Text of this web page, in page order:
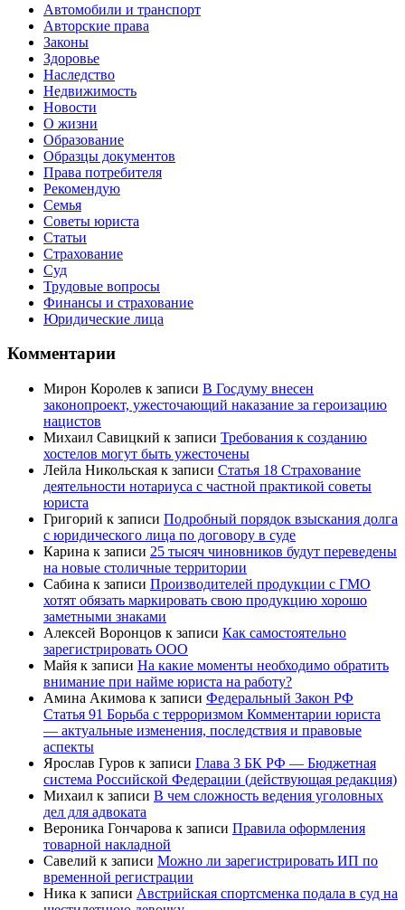
Автомобили и транспорт
Авторские права
Законы
Здоровье
Наследство
Недвижимость
Новости
О жизни
Образование
Образцы документов
Права потребителя
Рекомендую
Семья
Советы юриста
Статьи
Страхование
Суд
Трудовые вопросы
Финансы и страхование
Юридические лица
Комментарии
Мирон Королев к записи В Госдуму внесен
законопроект, ужесточающий наказание за героизацию
нацистов
Михаил Савицкий к записи Требования к созданию
хостелов могут быть ужесточены
Лейла Никольская к записи Статья 18 Страхование
деятельности нотариуса с частной практикой советы
юриста
Григорий к записи Подробный порядок взыскания долга
с юридического лица по договору в суде
Карина к записи 25 тысяч чиновников будут переведены
на новые столичные территории
Сабина к записи Производителей продукции с ГМО
хотят обязать маркировать свою продукцию хорошо
заметными знаками
Алексей Воронцов к записи Как самостоятельно
зарегистрировать ООО
Майя к записи На какие моменты необходимо обратить
внимание при найме юриста на работу?
Амина Акимова к записи Федеральный Закон РФ
Статья 91 Борьба с терроризмом Комментарии юриста
— актуальные изменения, последствия и правовые
аспекты
Ярослав Гуров к записи Глава 3 БК РФ — Бюджетная
система Российской Федерации (действующая редакция)
Михаил к записи В чем сложность ведения уголовных
дел для адвоката
Вероника Гончарова к записи Правила оформления
товарной накладной
Савелий к записи Можно ли зарегистрировать ИП по
временной регистрации
Ника к записи Австрийская спортсменка подала в суд на